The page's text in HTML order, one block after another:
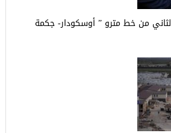
من خط مترو ” أوسكودار- جكمة